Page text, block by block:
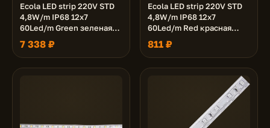
Ecola LED strip 220V STD
4,8W/m IP68 12x7
60Led/m Green зеленая
лента 100м.
7 338 ₽
Ecola LED strip 220V STD
4,8W/m IP68 12x7
60Led/m Red красная
лента 10м.
811 ₽